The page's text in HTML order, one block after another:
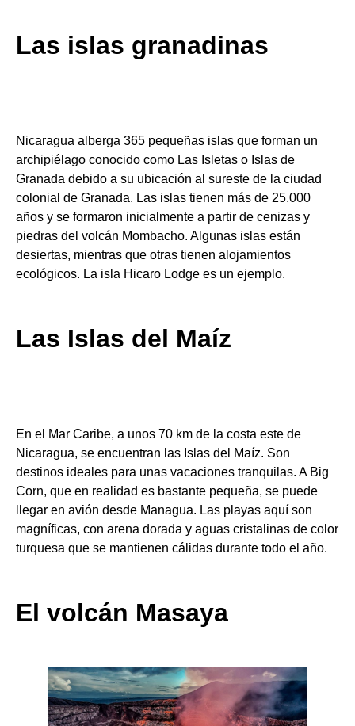
Las islas granadinas
Nicaragua alberga 365 pequeñas islas que forman un
archipiélago conocido como Las Isletas o Islas de
Granada debido a su ubicación al sureste de la ciudad
colonial de Granada. Las islas tienen más de 25.000
años y se formaron inicialmente a partir de cenizas y
piedras del volcán Mombacho. Algunas islas están
desiertas, mientras que otras tienen alojamientos
ecológicos. La isla Hicaro Lodge es un ejemplo.
Las Islas del Maíz
En el Mar Caribe, a unos 70 km de la costa este de
Nicaragua, se encuentran las Islas del Maíz. Son
destinos ideales para unas vacaciones tranquilas. A Big
Corn, que en realidad es bastante pequeña, se puede
llegar en avión desde Managua. Las playas aquí son
magníficas, con arena dorada y aguas cristalinas de color
turquesa que se mantienen cálidas durante todo el año.
El volcán Masaya